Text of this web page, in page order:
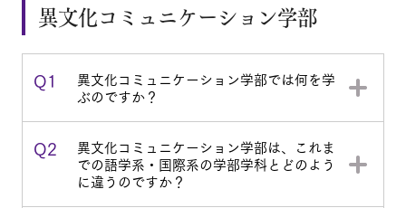
異文化コミュニケーション学部
Q1 異文化コミュニケーション学部では何を学
ぶのですか？
Q2 異文化コミュニケーション学部は、これま
での語学系・国際系の学部学科とどのよう
に違うのですか？